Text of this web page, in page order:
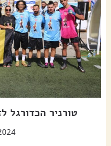
טורניר הכדורגל